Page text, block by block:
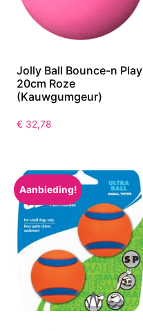
Jolly Ball Bounce-n Play
20cm Roze
(Kauwgumgeur)
€ 32,78
Aanbieding!